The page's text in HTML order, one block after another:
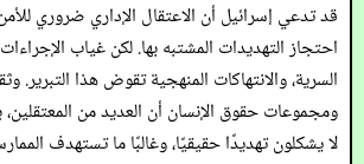
قد تدعي إسرائيل أن الاعتقال الإداري ضروري
احتجاز التهديدات المشتبه بها. لكن غياب الإجراءات
السرية، والانتهاكات المنهجية تقوض هذا التبرير.
ومجموعات حقوق الإنسان أن العديد من المعتقلين،
لا يشكلون تهديدًا حقيقيًا، وغالبًا ما تستهدف